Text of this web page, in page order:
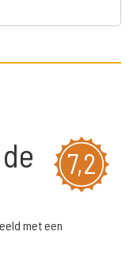
7,2
met een